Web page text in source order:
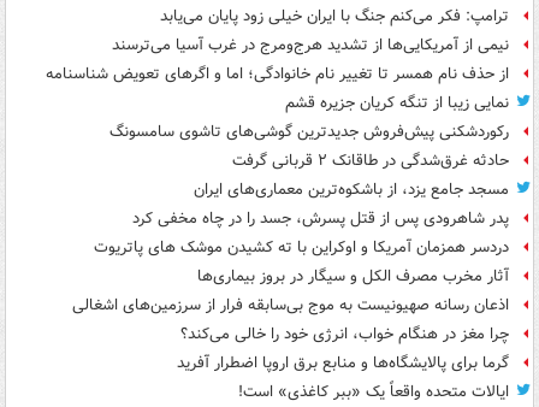
ترامپ: فکر می‌کنم جنگ با ایران خیلی زود پایان می‌یابد
نیمی از آمریکایی‌ها از تشدید هرج‌ومرج در غرب آسیا می‌ترسند
از حذف نام همسر تا تغییر نام خانوادگی؛ اما و اگرهای تعویض شناسنامه
نمایی زیبا از تنگه کریان جزیره قشم
رکوردشکنی پیش‌فروش جدیدترین گوشی‌های تاشوی سامسونگ
حادثه غرق‌شدگی در طاقانک ۲ قربانی گرفت
مسجد جامع یزد، از باشکوه‌ترین معماری‌های ایران
پدر شاهرودی پس از قتل پسرش، جسد را در چاه مخفی کرد
دردسر همزمان آمریکا و اوکراین با ته کشیدن موشک های پاتریوت
آثار مخرب مصرف الکل و سیگار در بروز بیماری‌ها
اذعان رسانه صهیونیست به موج بی‌سابقه فرار از سرزمین‌های اشغالی
چرا مغز در هنگام خواب، انرژی خود را خالی می‌کند؟
گرما برای پالایشگاه‌ها و منابع برق اروپا اضطرار آفرید
ایالات متحده واقعاً یک «ببر کاغذی» است!